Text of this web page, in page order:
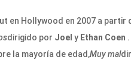
en Hollywood en 2007 a
dirigido por Joel y Ethan Coen
la mayoría de edad,Muy mal